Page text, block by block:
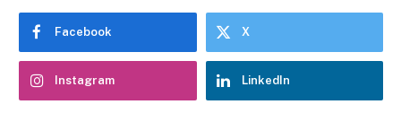
Facebook X
Instagram LinkedIn